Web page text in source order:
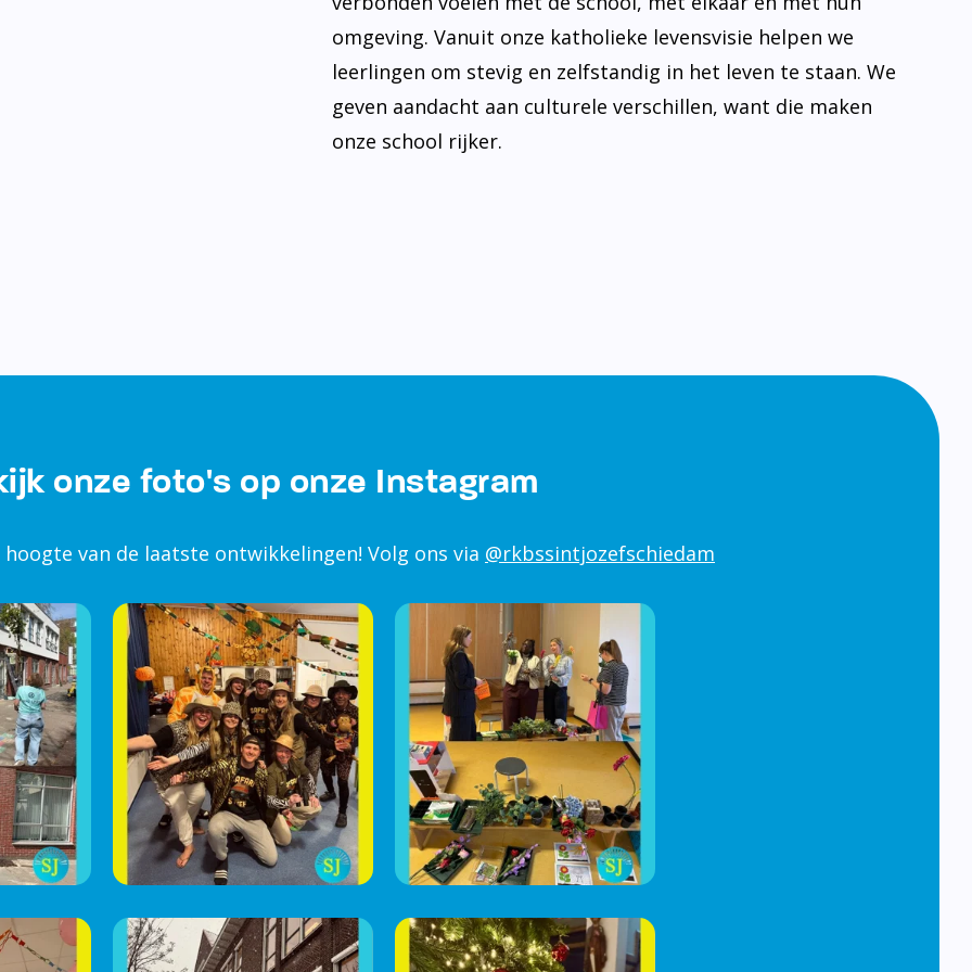
omgeving. Vanuit onze katholieke levensvisie helpen we
leerlingen om stevig en zelfstandig in het leven te staan. We
geven aandacht aan culturele verschillen, want die maken
onze school rijker.
onze foto's op onze Instagram
van de laatste ontwikkelingen! Volg ons via @rkbssintjozefschiedam